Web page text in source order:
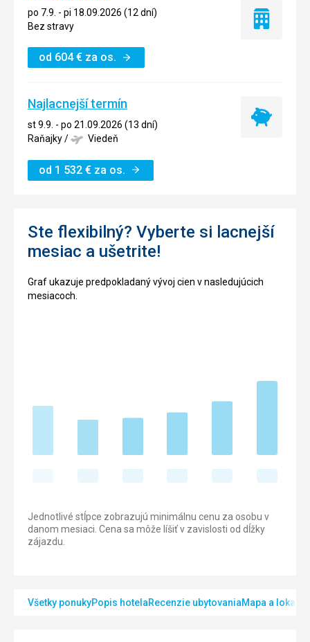
po 7.9. - pi 18.09.2026 (12 dní)
Bez stravy
od 604 € za os.
Iba
Najlacnejší termín
st 9.9. - po 21.09.2026 (13 dní)
Raňajky/ Viedeň
od 1 532 € za os.
Najlacnejší
Ste flexibilný? Vyberte si lacnejší
mesiac a ušetrite!
Graf ukazuje predpokladaný vývoj cien v nasledujúcich
mesiacoch.
Jednotlivé stĺpce zobrazujú minimálnu cenu za osobu v
danom mesiaci. Cena sa môže líšiť v zavislosti od dĺžky
zájazdu.
Všetky ponukyPopis hotelaRecenzie ubytovaniaMapa a lokalita